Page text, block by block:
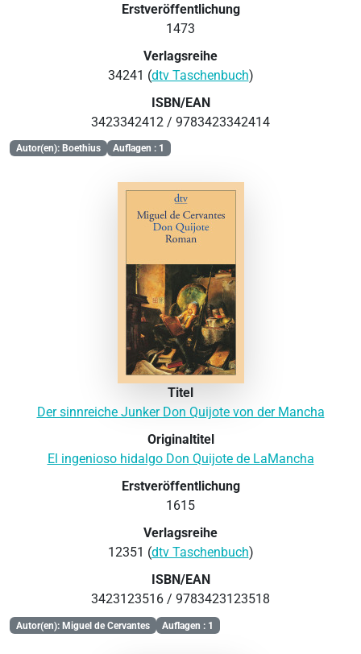
Erstveröffentlichung
1473
Verlagsreihe
34241 (dtv Taschenbuch)
ISBN/EAN
3423342412 / 9783423342414
Autor(en): Boethius Auflagen : 1
Titel
Der sinnreiche Junker Don Quijote von der Mancha
Originaltitel
El ingenioso hidalgo Don Quijote de LaMancha
Erstveröffentlichung
1615
Verlagsreihe
12351 (dtv Taschenbuch)
ISBN/EAN
3423123516 / 9783423123518
Autor(en): Miguel de Cervantes Auflagen : 1